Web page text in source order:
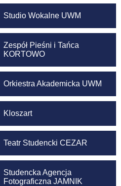
Studio Wokalne UWM
Zespół Pieśni i Tańca
KORTOWO
Orkiestra Akademicka UWM
Kloszart
Teatr Studencki CEZAR
Studencka Agencja
Fotograficzna JAMNIK